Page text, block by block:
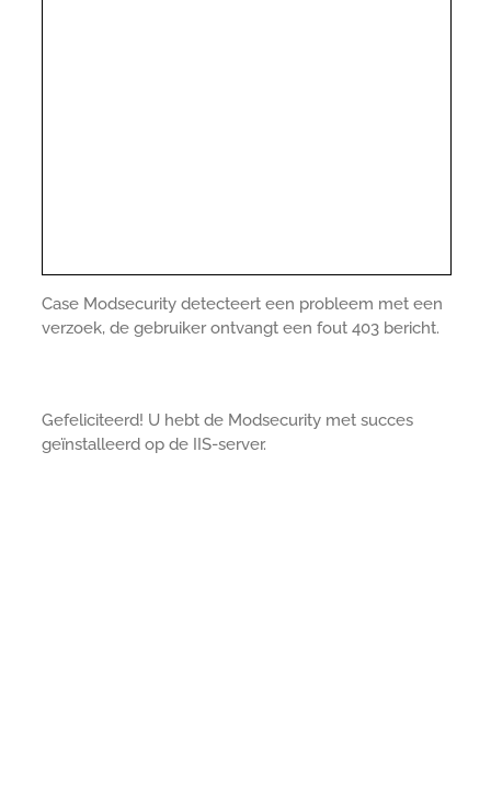
Case Modsecurity detecteert een probleem met een
verzoek, de gebruiker ontvangt een fout 403 bericht.
Gefeliciteerd! U hebt de Modsecurity met succes
geïnstalleerd op de IIS-server.